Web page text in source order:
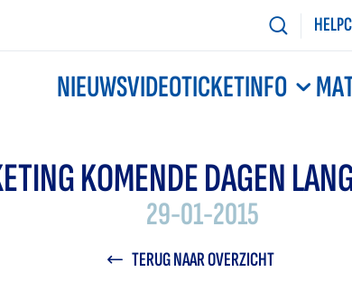
NIEUWSVIDEOTICKETINFO
KOMENDE DAGEN
29-01-2015
TERUG NAAR OVERZICHT